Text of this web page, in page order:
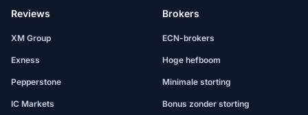
Reviews
XM Group
Exness
Pepperstone
IC Markets
Brokers
ECN-brokers
Hoge hefboom
Minimale storting
Bonus zonder storting